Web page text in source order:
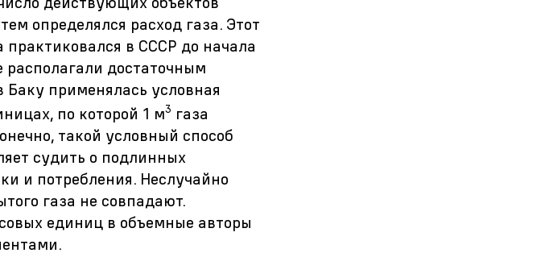
определялся расход газа. Этот
практиковался в СССР до начала
располагали достаточным
Баку применялась условная
по которой 1 м3 газа
такой условный способ
судить о подлинных
и потребления. Неслучайно
газа не совпадают.
единиц в объемные авторы